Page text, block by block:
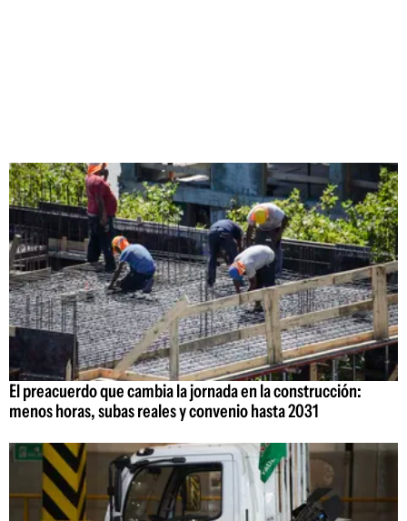
El preacuerdo que cambia la jornada en la construcción:
menos horas, subas reales y convenio hasta 2031